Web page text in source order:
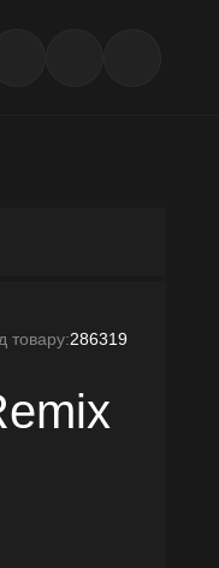
товару:286319